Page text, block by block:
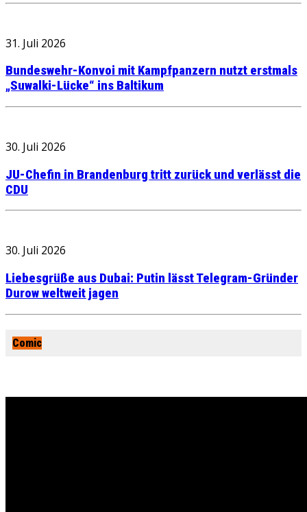
31. Juli 2026
Bundeswehr-Konvoi mit Kampfpanzern nutzt erstmals
„Suwalki-Lücke“ ins Baltikum
30. Juli 2026
JU-Chefin in Brandenburg tritt zurück und verlässt die
CDU
30. Juli 2026
Liebesgrüße aus Dubai: Putin lässt Telegram-Gründer
Durow weltweit jagen
Comic